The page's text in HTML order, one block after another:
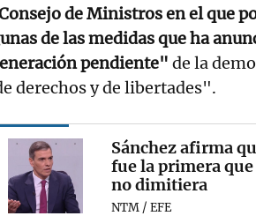
de Ministros en el que
de las medidas que ha
pendiente" de la
derechos y de libertades".
Sánchez afirma
fue la primera
no dimitiera
NTM / EFE